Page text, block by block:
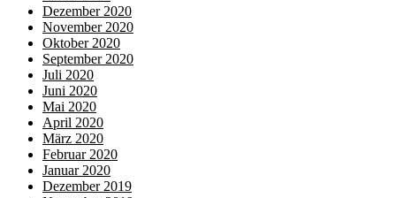
Dezember 2020
November 2020
Oktober 2020
September 2020
Juli 2020
Juni 2020
Mai 2020
April 2020
März 2020
Februar 2020
Januar 2020
Dezember 2019